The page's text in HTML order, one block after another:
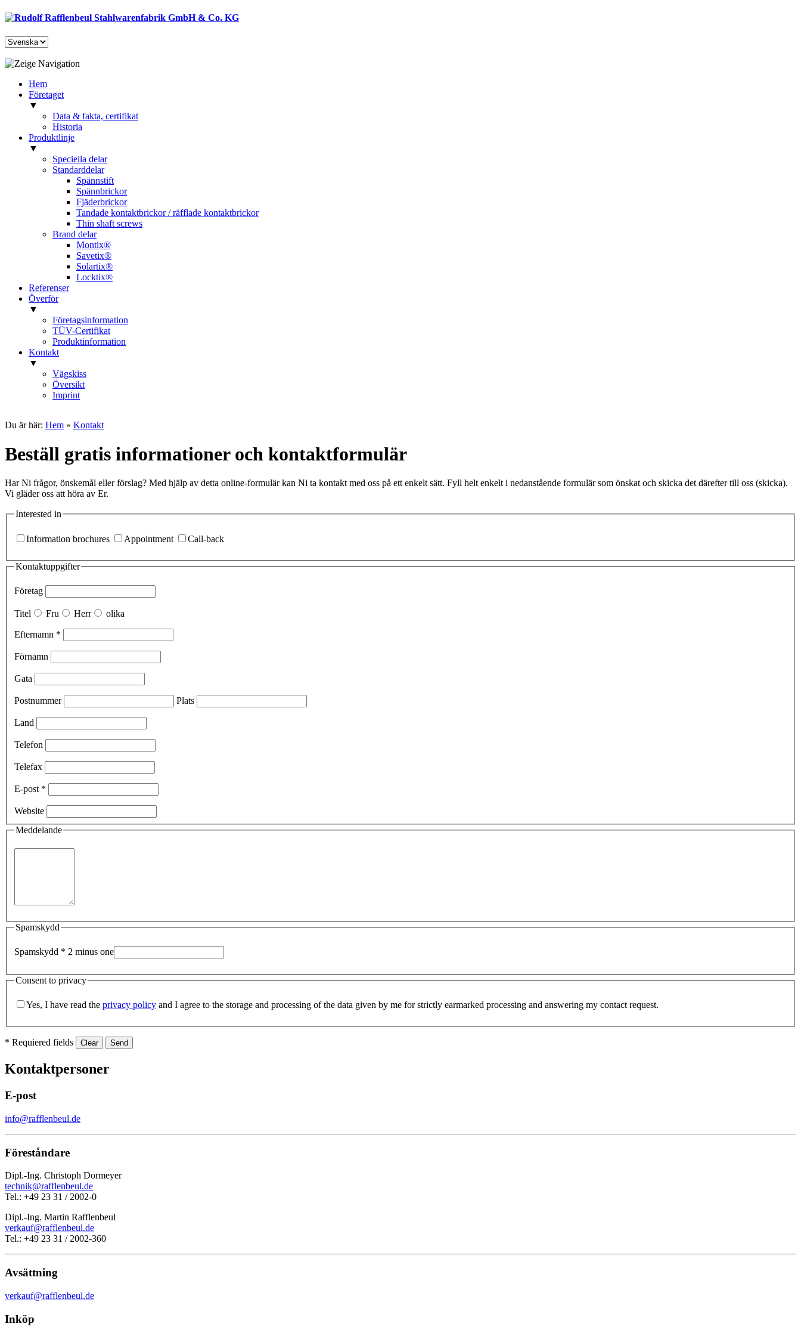
Hem
Företaget
▼
Data & fakta, certifikat
Historia
Produktlinje
▼
Speciella delar
Standarddelar
Spännstift
Spännbrickor
Fjäderbrickor
Tandade kontaktbrickor / räfflade kontaktbrickor
Thin shaft screws
Brand delar
Montix®
Savetix®
Solartix®
Locktix®
Referenser
Överför
▼
Företagsinformation
TÜV-Certifikat
Produktinformation
Kontakt
▼
Vägskiss
Översikt
Imprint
Du är här: Hem » Kontakt
Beställ gratis informationer och kontaktformulär
Har Ni frågor, önskemål eller förslag? Med hjälp av detta online-formulär kan Ni ta kontakt med oss på ett enkelt sätt. Fyll helt enkelt i nedanstående formulär som önskat och skicka det därefter till oss (skicka).
Vi gläder oss att höra av Er.
Interested in
Information brochures Appointment Call-back
Kontaktuppgifter
Företag
Titel Fru Herr olika
Efternamn *
Förnamn
Gata
Postnummer Plats
Land
Telefon
Telefax
E-post *
Website
Meddelande
Spamskydd
Spamskydd * 2 minus one
Consent to privacy
Yes, I have read the privacy policy and I agree to the storage and processing of the data given by me for strictly earmarked processing and answering my contact request.
* Requiered fields
Kontaktpersoner
E-post
info@rafflenbeul.de
Föreståndare
Dipl.-Ing. Christoph Dormeyer
technik@rafflenbeul.de
Tel.: +49 23 31 / 2002-0
Dipl.-Ing. Martin Rafflenbeul
verkauf@rafflenbeul.de
Tel.: +49 23 31 / 2002-360
Avsättning
verkauf@rafflenbeul.de
Inköp